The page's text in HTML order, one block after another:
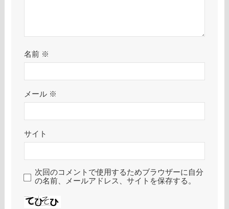
名前 ※
メール ※
サイト
次回のコメントで使用するためブラウザーに自分
の名前、メールアドレス、サイトを保存する。